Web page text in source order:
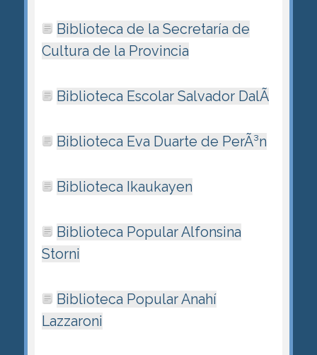
Biblioteca de la Secretaría de
Cultura de la Provincia
Biblioteca Escolar Salvador DalÃ­
Biblioteca Eva Duarte de PerÃ³n
Biblioteca Ikaukayen
Biblioteca Popular Alfonsina
Storni
Biblioteca Popular Anahí
Lazzaroni